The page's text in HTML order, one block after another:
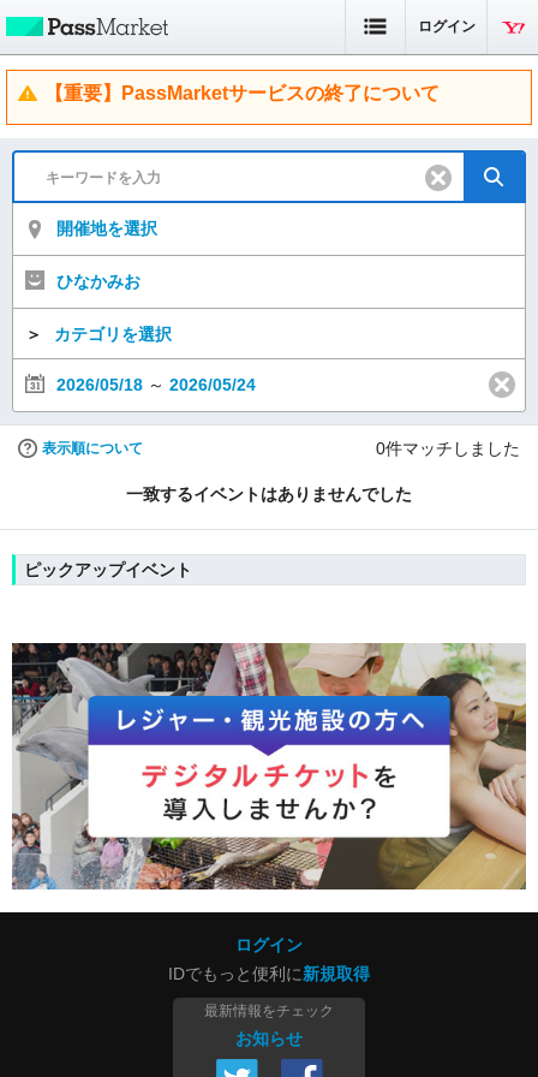
ログイン
【重要】PassMarketサービスの終了について
開催地を選択
ひなかみお
＞ カテゴリを選択
2026/05/18 ～ 2026/05/24
表示順について 0件マッチしました
一致するイベントはありませんでした
ピックアップイベント
ログイン
IDでもっと便利に新規取得
最新情報をチェック
お知らせ